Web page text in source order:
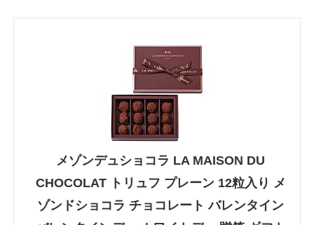
メゾンデュショコラ LA MAISON DU
CHOCOLAT トリュフ プレーン 12粒入り メ
ゾンドショコラ チョコレート バレンタイン